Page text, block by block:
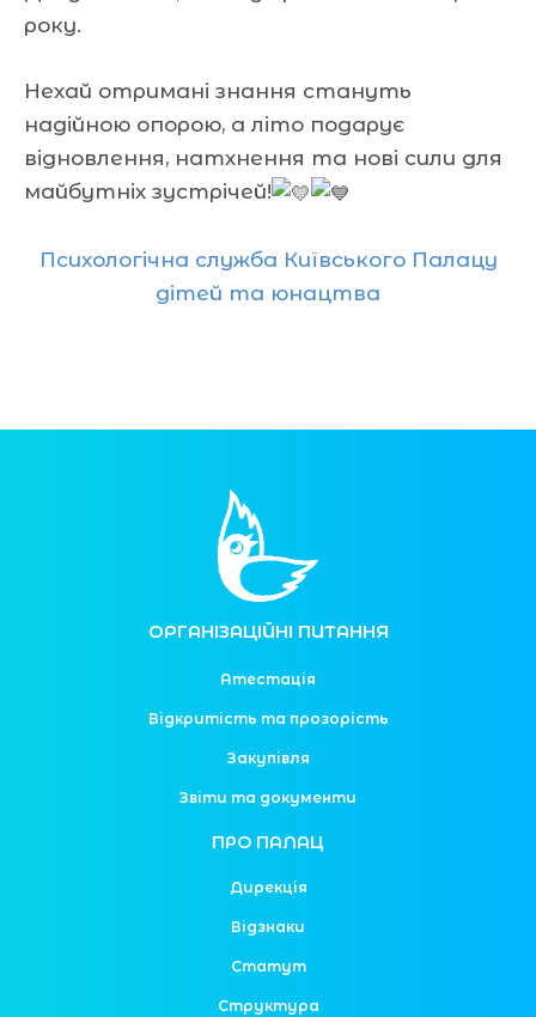
року.
Нехай отримані знання стануть
надійною опорою, а літо подарує
відновлення, натхнення та нові сили для
майбутніх зустрічей!
Психологічна служба Київського Палацу
дітей та юнацтва
ОРГАНІЗАЦІЙНІ ПИТАННЯ
Атестація
Відкритість та прозорість
Закупівля
Звіти та документи
ПРО ПАЛАЦ
Дирекція
Відзнаки
Статут
Структура